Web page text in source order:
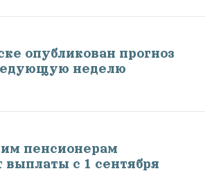
опубликован прогноз
неделю
пенсионерам
выплаты с 1 сентября